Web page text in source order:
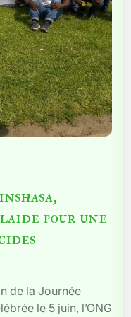
pour une
de la Journée
le 5 juin, l’ONG